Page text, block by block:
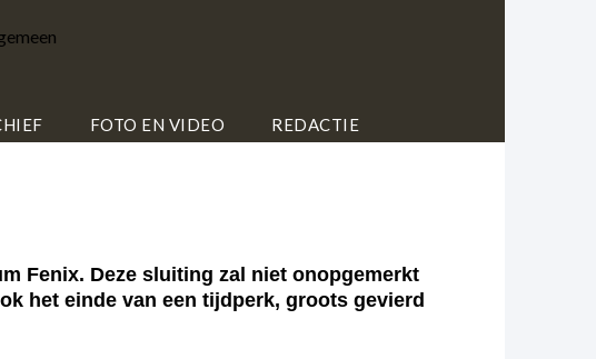
FOTO EN VIDEO REDACTIE
Fenix. Deze sluiting zal niet onopgemerkt
het einde van een tijdperk, groots gevierd